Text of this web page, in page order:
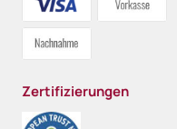
Zertifizierungen